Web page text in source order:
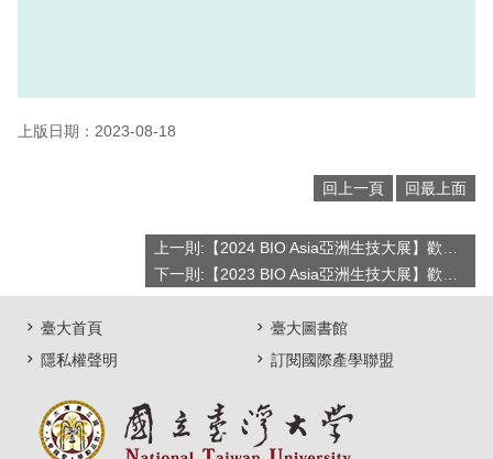
上版日期：2023-08-18
回上一頁 回最上面
臺大首頁
臺大圖書館
隱私權聲明
訂閱國際產學聯盟